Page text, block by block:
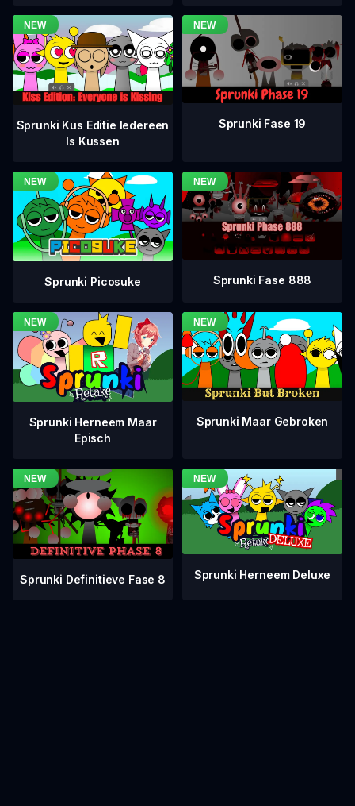
Sprunki Kus Editie Iedereen
Is Kussen
Sprunki Fase 19
Sprunki Picosuke Sprunki Fase 888
Sprunki Herneem Maar
Episch
Sprunki Maar Gebroken
Sprunki Definitieve Fase 8 Sprunki Herneem Deluxe